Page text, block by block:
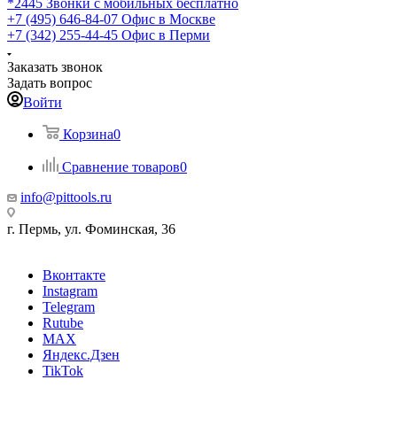
*2445 Звонки с мобильных бесплатно
+7 (495) 646-84-07 Офис в Москве
+7 (342) 255-44-45 Офис в Перми
Заказать звонок
Задать вопрос
Войти
Корзина0
Сравнение товаров0
info@pittools.ru
г. Пермь, ул. Фоминская, 36
Вконтакте
Instagram
Telegram
Rutube
MAX
Яндекс.Дзен
TikTok